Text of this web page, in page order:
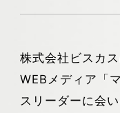
株式会社ビスカ
WEBメディア「
スリーダーに会